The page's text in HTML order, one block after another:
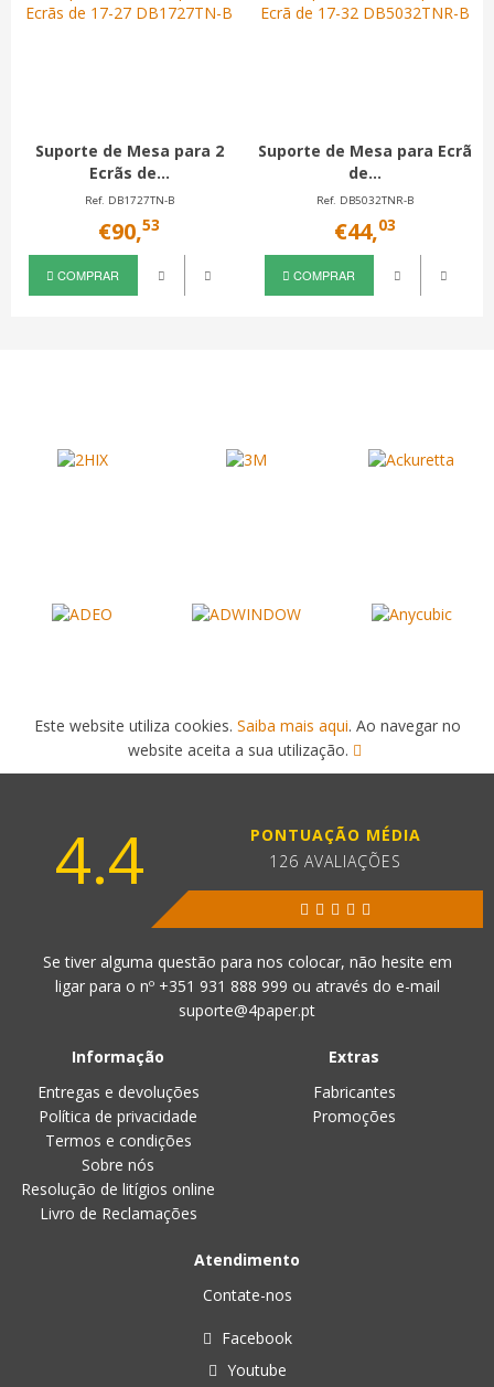
de Mesa para 2
Ecrãs de...
Ref. DB1727TN-B
53
COMPRAR
Suporte de Mesa para Ecrã
Ref. DB5032TNR-B
03
COMPRAR
Este website utiliza cookies. Saiba mais aqui. Ao navegar no
website aceita a sua utilização.
4.4
PONTUAÇÃO MÉDIA
126 AVALIAÇÕES
Se tiver alguma questão para nos colocar, não hesite em
ligar para o nº +351 931 888 999 ou através do e-mail
suporte@4paper.pt
Informação
Entregas e devoluções
Política de privacidade
Termos e condições
Sobre nós
Resolução de litígios online
Livro de Reclamações
Extras
Fabricantes
Promoções
Atendimento
Contate-nos
Facebook
Youtube